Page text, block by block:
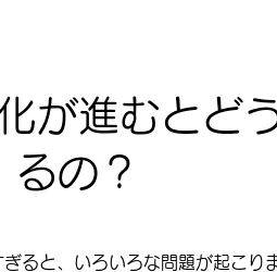
が進むとど
るの？
ると、いろいろな問題が起こり